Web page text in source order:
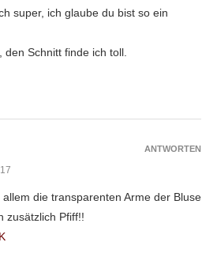
super, ich glaube du bist so ein
Schnitt finde ich toll.
die transparenten Arme der Bluse
zusätzlich Pfiff!!
ANTWORTEN